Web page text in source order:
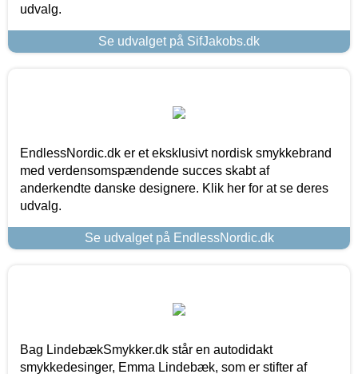
udvalg.
Se udvalget på SifJakobs.dk
EndlessNordic.dk er et eksklusivt nordisk smykkebrand
med verdensomspændende succes skabt af
anderkendte danske designere. Klik her for at se deres
udvalg.
Se udvalget på EndlessNordic.dk
Bag LindebækSmykker.dk står en autodidakt
smykkedesinger, Emma Lindebæk, som er stifter af